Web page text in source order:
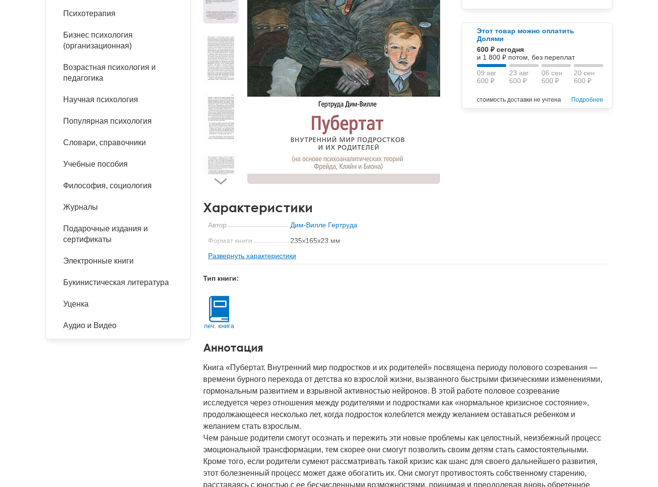
Расстройства пищевого
Тревожные расстройства,
Песочная терапия
Психодрама
Сказкотерапия
Другие направления
психотерапии
Классический, эриксоновский
Психология труда и
Психофизиология
Социальная психология
Социальная и
Учебная литература
Классический и юнгианский
Этот товар можно оплатить
Долями
600 ₽ сегодня
и 1 800 ₽ потом, без переплат
09 авг
600 ₽
23 авг
600 ₽
06 сен
600 ₽
20 сен
600 ₽
стоимость доставки не учтена Подробнее
Характеристики
Автор
Дим-Вилле Гертруда
Формат книги
235x165x23 мм
Вес
0.715 кг
Год
Код
Развернуть характеристики
Тип книги:
печ. книга
Аннотация
Книга «Пубертат. Внутренний мир подростков и их родителей» посвящена периоду полового созревания —
времени бурного перехода от детства ко взрослой жизни, вызванного быстрыми физическими изменениями,
гормональным развитием и взрывной активностью нейронов. В этой работе половое созревание
исследуется через отношения между родителями и подростками как «нормальное кризисное состояние»,
продолжающееся несколько лет, когда подросток колеблется между желанием оставаться ребенком и
желанием стать взрослым.
Чем раньше родители смогут осознать и пережить эти новые проблемы как целостный, неизбежный процесс
эмоциональной трансформации, тем скорее они смогут позволить своим детям стать самостоятельными.
Кроме того, если родители сумеют рассматривать такой кризис как шанс для своего дальнейшего развития,
этот болезненный процесс может даже обогатить их. Они смогут противостоять собственному старению,
расставаясь с юностью с ее бесчисленными возможностями, принимая и преодолевая вновь обретенное
Психотерапия
Бизнес психология
(организационная)
Возрастная психология и
педагогика
Научная психология
Популярная психология
Словари, справочники
Учебные пособия
Философия, социология
Журналы
Подарочные издания и
сертификаты
Электронные книги
Букинистическая литература
Уценка
Аудио и Видео